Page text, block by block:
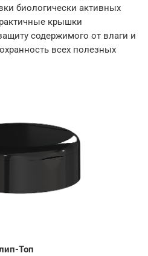
биологически активных
крышки
содержимого от влаги и
всех полезных
Топ